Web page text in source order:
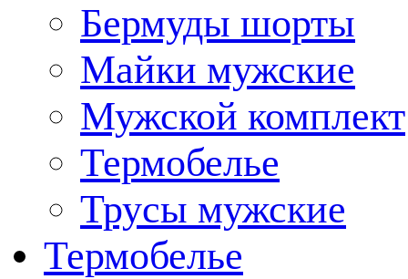
Бермуды шорты
Майки мужские
Мужской комплект
Термобелье
Трусы мужские
Термобелье